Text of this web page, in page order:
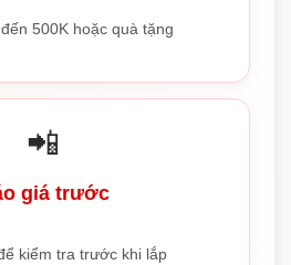
500K hoặc quà tặng
📲
giá trước
kiểm tra trước khi lắp